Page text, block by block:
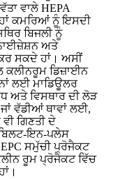
ਵਾਲੇ HEPA
ਕਮਰਿਆਂ ਨੂੰ ਇਸਦੀ
ਬਿਜਲੀ ਨੂੰ
ਅਤੇ
ਸਕਦੇ ਹਾਂ। ਅਸੀਂ
ਕਲੀਨਰੂਮ ਡਿਜ਼ਾਈਨ
ਲਈ ਮਾਡਿਊਲਰ
ਅਤੇ ਵਿਸਥਾਰ ਦੀ ਲੋੜ
ਵੱਡੀਆਂ ਥਾਵਾਂ ਲਈ,
ਗਿਣਤੀ ਦੇ
ਇਨ-ਪਲੇਸ
ਸਮੁੱਚੀ ਪ੍ਰੋਜੈਕਟ
ਰੂਮ ਪ੍ਰੋਜੈਕਟ ਵਿੱਚ